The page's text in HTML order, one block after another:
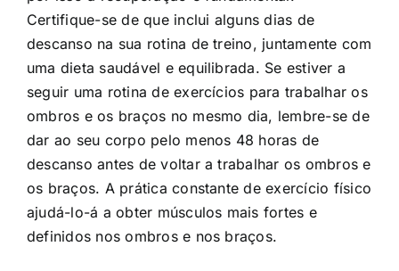
Certifique-se de que inclui alguns dias de
descanso na sua rotina de treino, juntamente com
uma dieta saudável e equilibrada. Se estiver a
seguir uma rotina de exercícios para trabalhar os
ombros e os braços no mesmo dia, lembre-se de
dar ao seu corpo pelo menos 48 horas de
descanso antes de voltar a trabalhar os ombros e
os braços. A prática constante de exercício físico
ajudá-lo-á a obter músculos mais fortes e
definidos nos ombros e nos braços.